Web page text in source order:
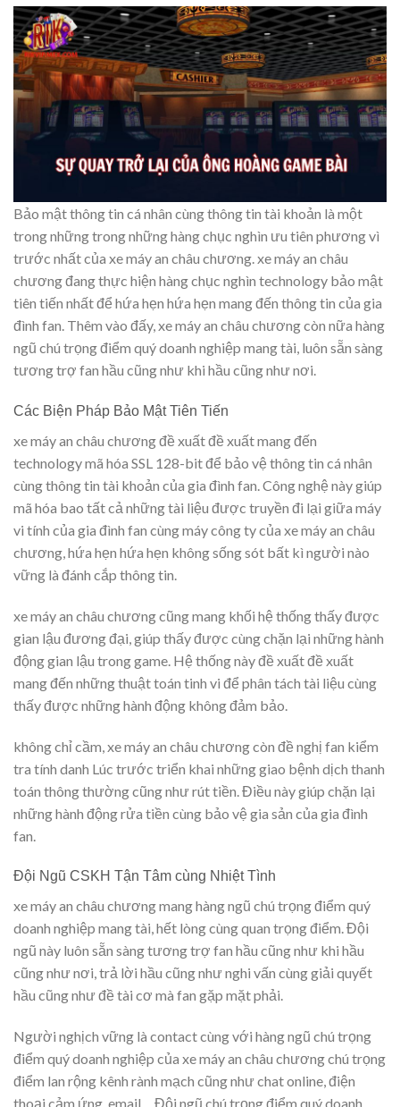
Bảo mật thông tin cá nhân cùng thông tin tài khoản là một
trong những trong những hàng chục nghìn ưu tiên phương vì
trước nhất của xe máy an châu chương. xe máy an châu
chương đang thực hiện hàng chục nghìn technology bảo mật
tiên tiến nhất để hứa hẹn hứa hẹn mang đến thông tin của gia
đình fan. Thêm vào đấy, xe máy an châu chương còn nữa hàng
ngũ chú trọng điểm quý doanh nghiệp mang tài, luôn sẵn sàng
tương trợ fan hầu cũng như khi hầu cũng như nơi.
Các Biện Pháp Bảo Mật Tiên Tiến
xe máy an châu chương đề xuất đề xuất mang đến
technology mã hóa SSL 128-bit để bảo vệ thông tin cá nhân
cùng thông tin tài khoản của gia đình fan. Công nghệ này giúp
mã hóa bao tất cả những tài liệu được truyền đi lại giữa máy
vi tính của gia đình fan cùng máy công ty của xe máy an châu
chương, hứa hẹn hứa hẹn không sống sót bất kì người nào
vững là đánh cắp thông tin.
xe máy an châu chương cũng mang khối hệ thống thấy được
gian lậu đương đại, giúp thấy được cùng chặn lại những hành
động gian lậu trong game. Hệ thống này đề xuất đề xuất
mang đến những thuật toán tinh vi để phân tách tài liệu cùng
thấy được những hành động không đảm bảo.
không chỉ cầm, xe máy an châu chương còn đề nghị fan kiểm
tra tính danh Lúc trước triển khai những giao bệnh dịch thanh
toán thông thường cũng như rút tiền. Điều này giúp chặn lại
những hành động rửa tiền cùng bảo vệ gia sản của gia đình
fan.
Đội Ngũ CSKH Tận Tâm cùng Nhiệt Tình
xe máy an châu chương mang hàng ngũ chú trọng điểm quý
doanh nghiệp mang tài, hết lòng cùng quan trọng điểm. Đội
ngũ này luôn sẵn sàng tương trợ fan hầu cũng như khi hầu
cũng như nơi, trả lời hầu cũng như nghi vấn cùng giải quyết
hầu cũng như đề tài cơ mà fan gặp mặt phải.
Người nghịch vững là contact cùng với hàng ngũ chú trọng
điểm quý doanh nghiệp của xe máy an châu chương chú trọng
điểm lan rộng kênh rành mạch cũng như chat online, điện
thoại cảm ứng, email… Đội ngũ chú trọng điểm quý doanh